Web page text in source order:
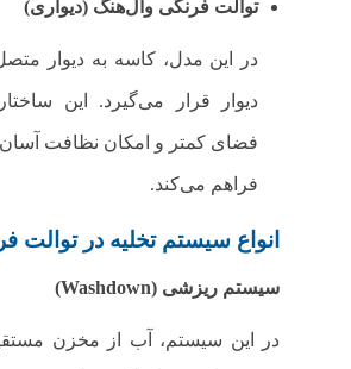
توالت‌ فرنگی وال‌هنگ (دیواری)
در این مدل، کاسه به دیوار
دیوار قرار می‌گیرد. این
فضای کمتر و امکان نظافت
فراهم می‌کند.
انواع سیستم تخلیه در توالت‌
سیستم ریزشی (Washdown)
در این سیستم، آب از مخزن